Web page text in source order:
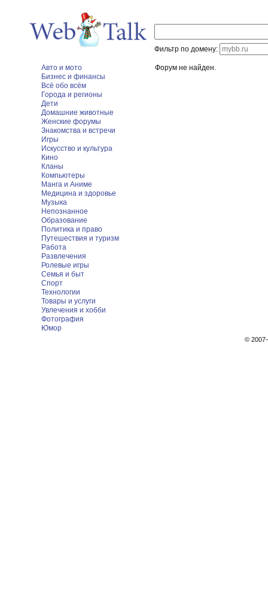
Фильтр по домену:
Авто и мото
Бизнес и финансы
Всё обо всём
Города и регионы
Дети
Домашние животные
Женские форумы
Знакомства и встречи
Игры
Искусство и культура
Кино
Кланы
Компьютеры
Манга и Аниме
Медицина и здоровье
Музыка
Непознанное
Образование
Политика и право
Путешествия и туризм
Работа
Развлечения
Ролевые игры
Семья и быт
Спорт
Технологии
Товары и услуги
Увлечения и хобби
Фотография
Юмор
Форум не найден.
©